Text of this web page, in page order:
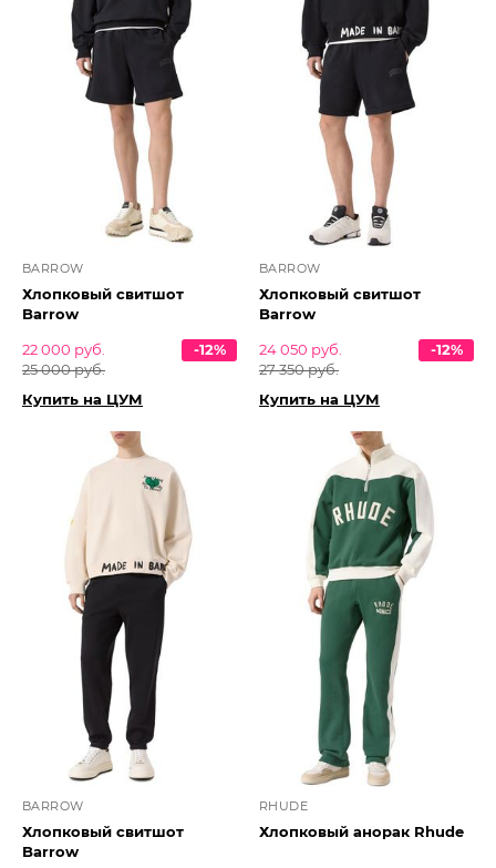
BARROW
Хлопковый свитшот
Barrow
22 000 руб.
25 000 руб.
-12%
Купить на ЦУМ
BARROW
Хлопковый свитшот
Barrow
24 050 руб.
27 350 руб.
-12%
Купить на ЦУМ
BARROW
Хлопковый свитшот
Barrow
RHUDE
Хлопковый анорак Rhude